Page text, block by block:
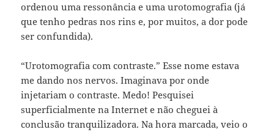
ordenou uma ressonância e uma urotomografia (já
que tenho pedras nos rins e, por muitos, a dor pode
ser confundida).
“Urotomografia com contraste.” Esse nome estava
me dando nos nervos. Imaginava por onde
injetariam o contraste. Medo! Pesquisei
superficialmente na Internet e não cheguei à
conclusão tranquilizadora. Na hora marcada, veio o